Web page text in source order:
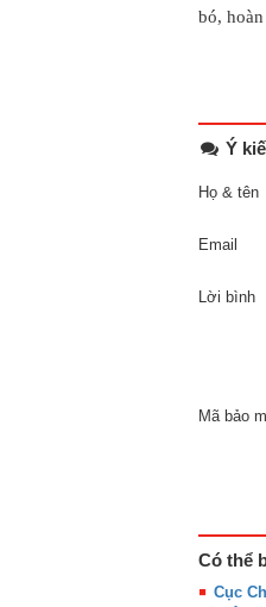
bó,
Ý
Họ & tên
Email
Lời bình
Mã bảo
Có thể
Cục